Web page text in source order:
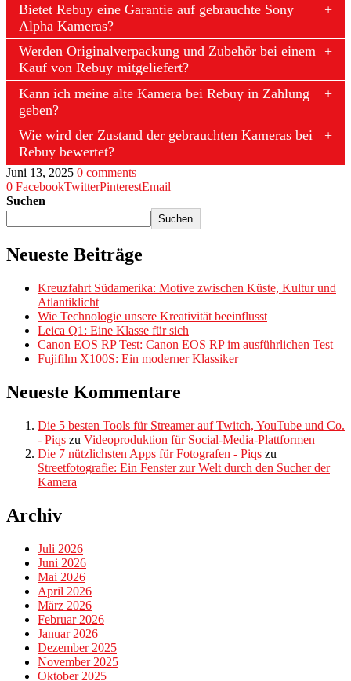
Bietet Rebuy eine Garantie auf gebrauchte Sony
Alpha Kameras?
Werden Originalverpackung und Zubehör bei einem
Kauf von Rebuy mitgeliefert?
Kann ich meine alte Kamera bei Rebuy in Zahlung
geben?
Wie wird der Zustand der gebrauchten Kameras bei
Rebuy bewertet?
Juni 13, 2025 0 comments
0 FacebookTwitterPinterestEmail
Suchen
Suchen
Neueste Beiträge
Kreuzfahrt Südamerika: Motive zwischen Küste, Kultur und
Atlantiklicht
Wie Technologie unsere Kreativität beeinflusst
Leica Q1: Eine Klasse für sich
Canon EOS RP Test: Canon EOS RP im ausführlichen Test
Fujifilm X100S: Ein moderner Klassiker
Neueste Kommentare
Die 5 besten Tools für Streamer auf Twitch, YouTube und Co.
- Piqs zu Videoproduktion für Social-Media-Plattformen
Die 7 nützlichsten Apps für Fotografen - Piqs zu
Streetfotografie: Ein Fenster zur Welt durch den Sucher der
Kamera
Archiv
Juli 2026
Juni 2026
Mai 2026
April 2026
März 2026
Februar 2026
Januar 2026
Dezember 2025
November 2025
Oktober 2025